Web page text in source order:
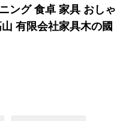
ング 食卓 家具 おしゃ
有限会社家具木の國